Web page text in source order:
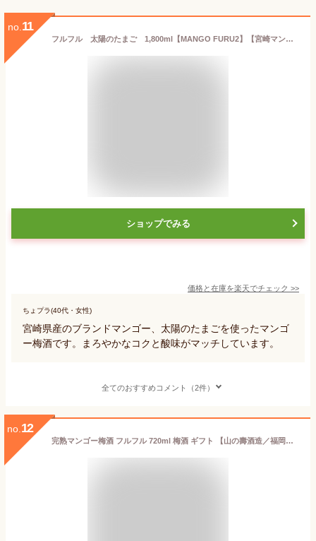
no. 11
フルフル 太陽のたまご 1,800ml【MANGO FURU2】【宮崎マンゴー】【マンゴー梅酒】【和リキュール】【国産リキュール】【日本酒ベース】【福岡県】【山の壽酒造】
ショップでみる
価格と在庫を楽天でチェック >>
ちょプラ(40代・女性)
宮崎県産のブランドマンゴー、太陽のたまごを使ったマンゴ
ー梅酒です。まろやかなコクと酸味がマッチしています。
全てのおすすめコメント（2件）
no. 12
完熟マンゴー梅酒 フルフル 720ml 梅酒 ギフト 【山の壽酒造／福岡県】